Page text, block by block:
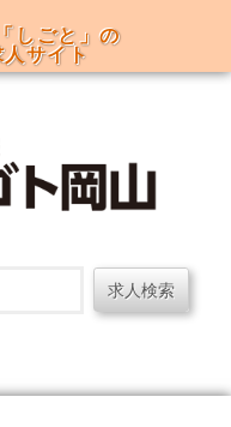
しごと」の
サイト
menu